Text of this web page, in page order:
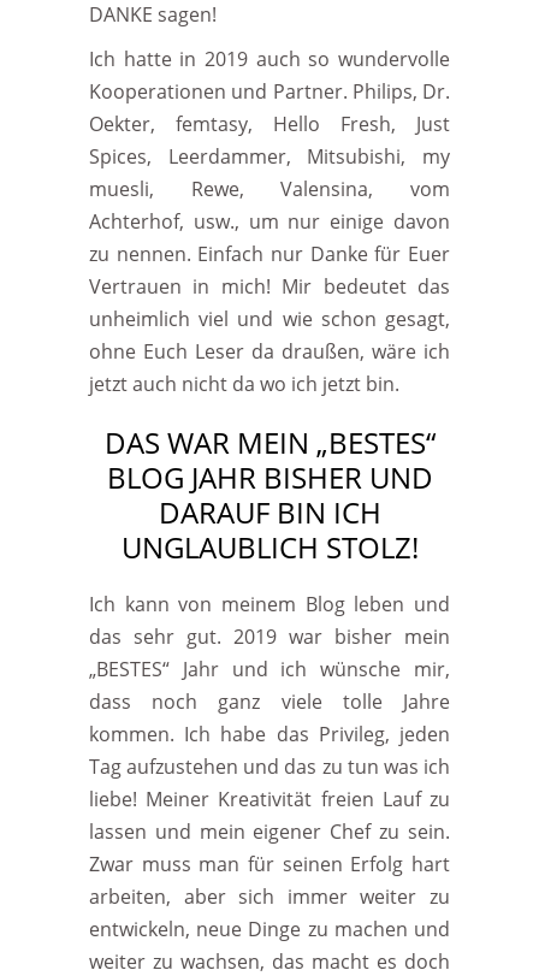
DANKE sagen!
Ich hatte in 2019 auch so wundervolle
Kooperationen und Partner. Philips, Dr.
Oekter, femtasy, Hello Fresh, Just
Spices, Leerdammer, Mitsubishi, my
muesli, Rewe, Valensina, vom
Achterhof, usw., um nur einige davon
zu nennen. Einfach nur Danke für Euer
Vertrauen in mich! Mir bedeutet das
unheimlich viel und wie schon gesagt,
ohne Euch Leser da draußen, wäre ich
jetzt auch nicht da wo ich jetzt bin.
DAS WAR MEIN „BESTES“
BLOG JAHR BISHER UND
DARAUF BIN ICH
UNGLAUBLICH STOLZ!
Ich kann von meinem Blog leben und
das sehr gut. 2019 war bisher mein
„BESTES“ Jahr und ich wünsche mir,
dass noch ganz viele tolle Jahre
kommen. Ich habe das Privileg, jeden
Tag aufzustehen und das zu tun was ich
liebe! Meiner Kreativität freien Lauf zu
lassen und mein eigener Chef zu sein.
Zwar muss man für seinen Erfolg hart
arbeiten, aber sich immer weiter zu
entwickeln, neue Dinge zu machen und
weiter zu wachsen, das macht es doch